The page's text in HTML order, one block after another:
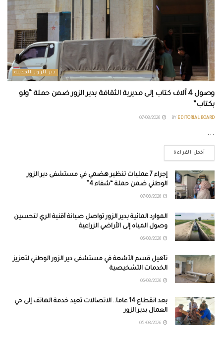
دير الزور المدينة
وصول 4 آلاف كتاب إلى مديرية الثقافة بدير الزور ضمن حملة “ولو
بكتاب”
BY EDITORIAL BOARD
...
أكمل القراءة
إجراء 7 عمليات تنظير هضمي في مستشفى دير الزور
الوطني ضمن حملة “شفاء 4”
الموارد المائية بدير الزور تواصل صيانة أقنية الري لتحسين
وصول المياه إلى الأراضي الزراعية
تأهيل قسم الأشعة في مستشفى دير الزور الوطني لتعزيز
الخدمات التشخيصية
بعد انقطاع 14 عاماً.. الاتصالات تعيد خدمة الهاتف إلى حي
العمال بدير الزور